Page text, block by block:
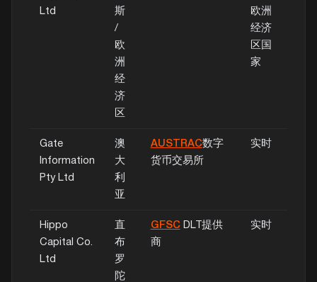
Ltd
斯
/
欧
洲
经
济
区
欧洲
经济
区国
家
Gate
Information
Pty Ltd
澳
大
利
亚
AUSTRAC数字
货币交易所
实时
Hippo
Capital Co.
Ltd
直
布
罗
陀
GFSCDLT提供
商
实时